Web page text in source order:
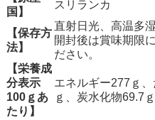
国】
スリランカ
【保存方
法】
直射日光、高温多
開封後は賞味期限
ださい。
【栄養成
分表示
100ｇあ
たり】
エネルギー277ｇ
ｇ、炭水化物69.7